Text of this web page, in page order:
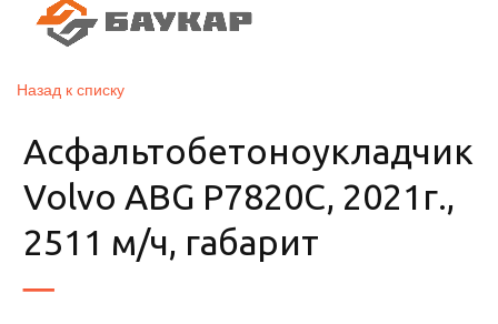
Назад к списку
Асфальтобетоноукладчик
Volvo ABG P7820C, 2021г.,
2511 м/ч, габарит